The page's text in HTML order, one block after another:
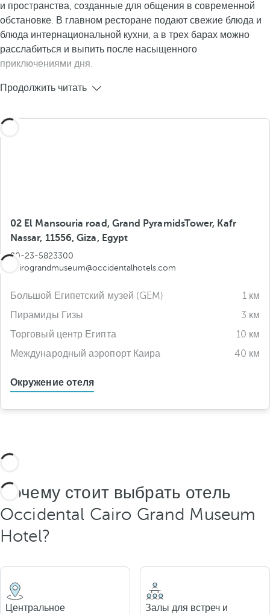
и пространства, созданные для общения в современной
обстановке. В главном ресторане подают свежие блюда и
блюда интернациональной кухни, а в трех барах можно
расслабиться и выпить после насыщенного
приключениями дня.
Продолжить читать
02 El Mansouria road, Grand PyramidsTower, Kafr
Nassar, 11556, Giza, Egypt
20-23-5823300
cairograndmuseum@occidentalhotels.com
Большой Египетский музей (GEM)
1 км
Пирамиды Гизы
3 км
Торговый центр Египта
10 км
Международный аэропорт Каира
40 км
Окружение отеля
Почему стоит выбрать отель
Occidental Cairo Grand Museum
Hotel?
Центральное
Залы для встреч и